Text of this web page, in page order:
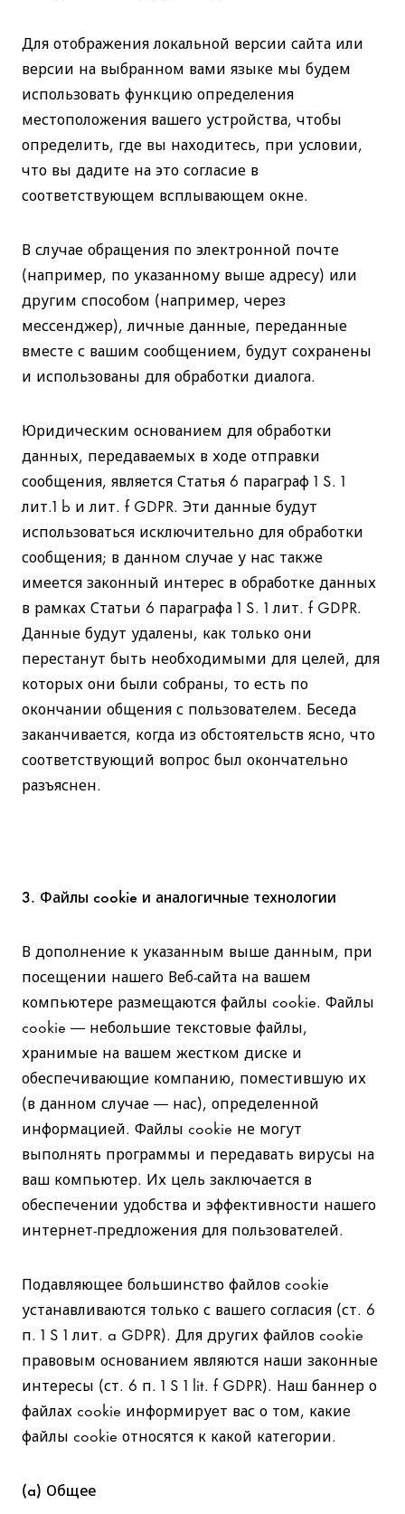
Для отображения локальной версии сайта или
версии на выбранном вами языке мы будем
использовать функцию определения
местоположения вашего устройства, чтобы
определить, где вы находитесь, при условии,
что вы дадите на это согласие в
соответствующем всплывающем окне.
В случае обращения по электронной почте
(например, по указанному выше адресу) или
другим способом (например, через
мессенджер), личные данные, переданные
вместе с вашим сообщением, будут сохранены
и использованы для обработки диалога.
Юридическим основанием для обработки
данных, передаваемых в ходе отправки
сообщения, является Статья 6 параграф 1 S. 1
лит.1 b и лит. f GDPR. Эти данные будут
использоваться исключительно для обработки
сообщения; в данном случае у нас также
имеется законный интерес в обработке данных
в рамках Статьи 6 параграфа 1 S. 1 лит. f GDPR.
Данные будут удалены, как только они
перестанут быть необходимыми для целей, для
которых они были собраны, то есть по
окончании общения с пользователем. Беседа
заканчивается, когда из обстоятельств ясно, что
соответствующий вопрос был окончательно
разъяснен.
3. Файлы cookie и аналогичные технологии
В дополнение к указанным выше данным, при
посещении нашего Веб-сайта на вашем
компьютере размещаются файлы cookie. Файлы
cookie — небольшие текстовые файлы,
хранимые на вашем жестком диске и
обеспечивающие компанию, поместившую их
(в данном случае — нас), определенной
информацией. Файлы cookie не могут
выполнять программы и передавать вирусы на
ваш компьютер. Их цель заключается в
обеспечении удобства и эффективности нашего
интернет-предложения для пользователей.
Подавляющее большинство файлов cookie
устанавливаются только с вашего согласия (ст. 6
п. 1 S 1 лит. a GDPR). Для других файлов cookie
правовым основанием являются наши законные
интересы (ст. 6 п. 1 S 1 lit. f GDPR). Наш баннер о
файлах cookie информирует вас о том, какие
файлы cookie относятся к какой категории.
(a) Общее